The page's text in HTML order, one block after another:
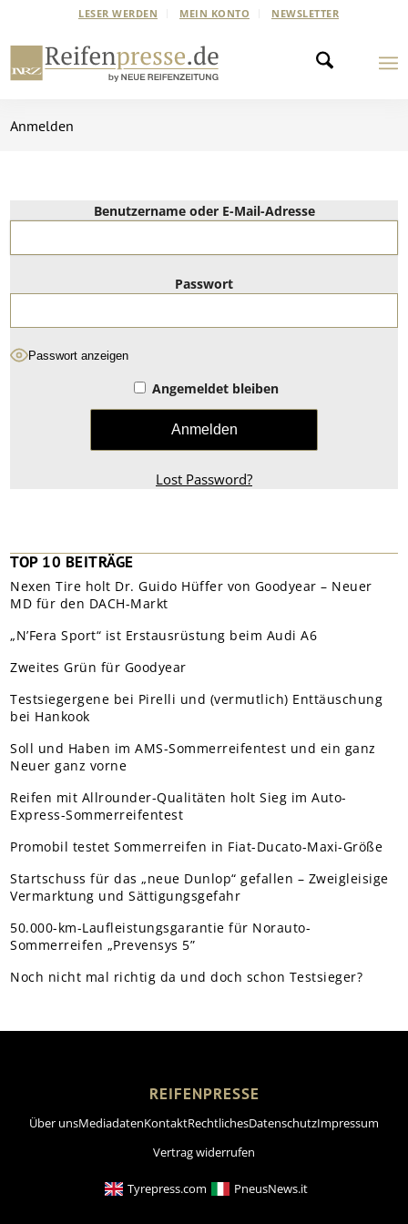
LESER WERDEN MEIN KONTO NEWSLETTER
Anmelden
Benutzername oder E-Mail-Adresse
Passwort
Passwort anzeigen
Angemeldet bleiben
Lost Password?
TOP 10 BEITRÄGE
Nexen Tire holt Dr. Guido Hüffer von Goodyear – Neuer
MD für den DACH-Markt
„N’Fera Sport“ ist Erstausrüstung beim Audi A6
Zweites Grün für Goodyear
Testsiegergene bei Pirelli und (vermutlich) Enttäuschung
bei Hankook
Soll und Haben im AMS-Sommerreifentest und ein ganz
Neuer ganz vorne
Reifen mit Allrounder-Qualitäten holt Sieg im Auto-
Express-Sommerreifentest
Promobil testet Sommerreifen in Fiat-Ducato-Maxi-Größe
Startschuss für das „neue Dunlop“ gefallen – Zweigleisige
Vermarktung und Sättigungsgefahr
50.000-km-Laufleistungsgarantie für Norauto-
Sommerreifen „Prevensys 5”
Noch nicht mal richtig da und doch schon Testsieger?
REIFENPRESSE
Über unsMediadatenKontaktRechtlichesDatenschutzImpressum
Vertrag widerrufen
Tyrepress.com PneusNews.it